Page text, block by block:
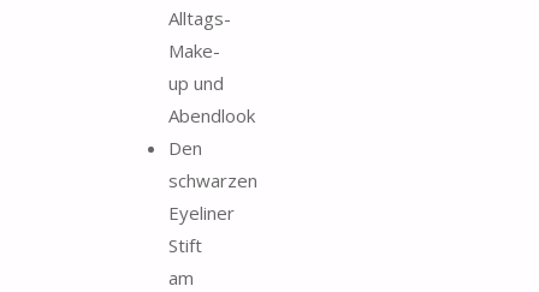
Alltags-
Make-
up und
Abendlook
Den
schwarzen
Eyeliner
Stift
am